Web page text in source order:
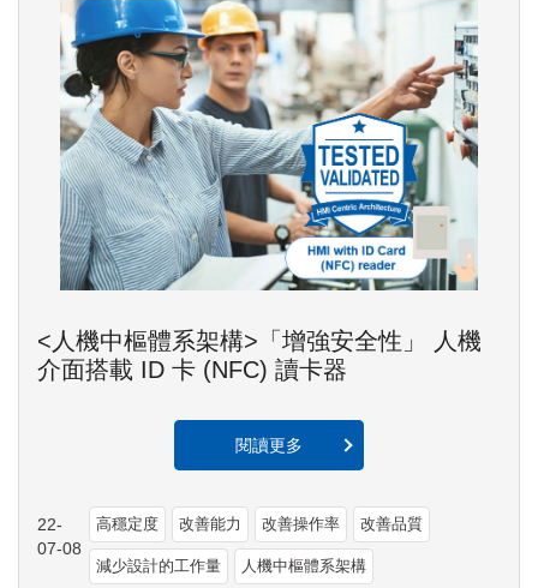
<人機中樞體系架構>「增強安全性」 人機
介面搭載 ID 卡 (NFC) 讀卡器
閱讀更多
22-
07-08
高穩定度 改善能力 改善操作率 改善品質
減少設計的工作量 人機中樞體系架構